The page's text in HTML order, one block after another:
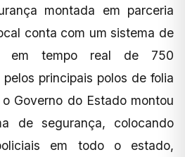
montada em parceria
conta com um sistema de
em tempo real de 750
principais polos de folia
Governo do Estado montou
de segurança, colocando
em todo o estado,